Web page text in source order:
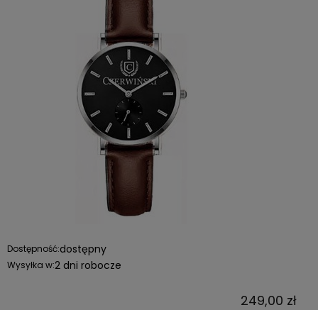
Dostępność:dostępny
Wysyłka w:2 dni robocze
249,00 zł